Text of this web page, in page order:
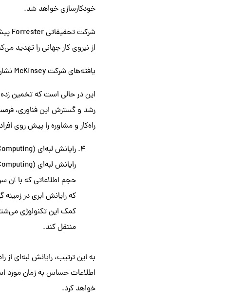
خودکارسازی خواهد شد.
از نیروی کار جهانی را تهدید
یافته‌های شرکت McKinsey نشان می‌دهند که کم‌تر از 5 درصد مشاغل کنونی به طور کامل می‌توانند خودکار شوند.
رشد و گسترش این فناوری،
راه‌کار و مشاوره را پیش روی
رایانش لبه‌ای (Edge Computing)
رایانش لبه‌ای (Edge Computing)
حجم اطلاعاتی که با آن
که رایانش ابری در
کمک این تکنولوژی
منتقل کند.
به این ترتیب، رایانش لبه‌ای
اطلاعات حساس به زمان مورد
خواهد کرد.